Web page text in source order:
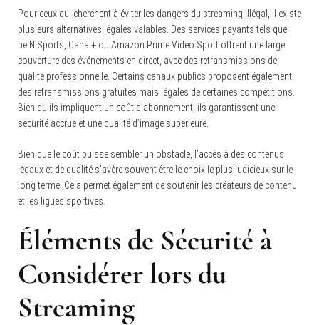
Pour ceux qui cherchent à éviter les dangers du streaming illégal, il existe
plusieurs alternatives légales valables. Des services payants tels que
beIN Sports, Canal+ ou Amazon Prime Video Sport offrent une large
couverture des événements en direct, avec des retransmissions de
qualité professionnelle. Certains canaux publics proposent également
des retransmissions gratuites mais légales de certaines compétitions.
Bien qu’ils impliquent un coût d’abonnement, ils garantissent une
sécurité accrue et une qualité d’image supérieure.
Bien que le coût puisse sembler un obstacle, l’accès à des contenus
légaux et de qualité s’avère souvent être le choix le plus judicieux sur le
long terme. Cela permet également de soutenir les créateurs de contenu
et les ligues sportives.
Éléments de Sécurité à
Considérer lors du
Streaming